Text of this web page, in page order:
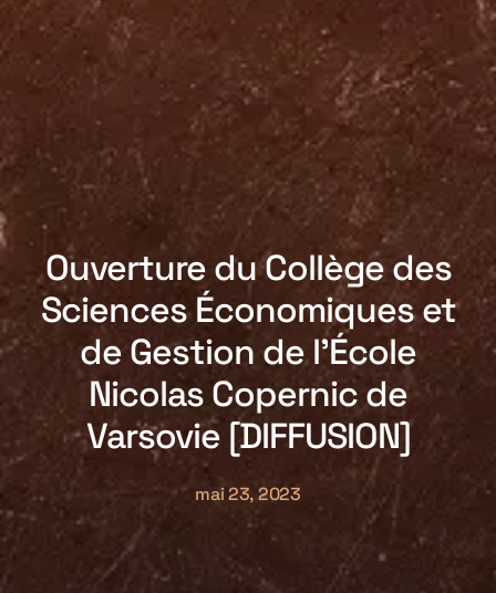
Ouverture du Collège des
Sciences Économiques et
de Gestion de l’École
Nicolas Copernic de
Varsovie [DIFFUSION]
mai 23, 2023